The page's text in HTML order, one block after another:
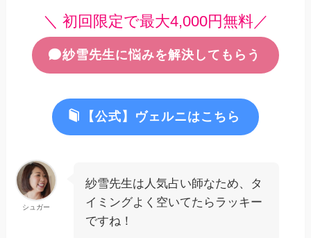
＼ 初回限定で最大4,000円無料／
紗雪先生に悩みを解決してもらう
【公式】ヴェルニはこちら
シュガー
紗雪先生は人気占い師なため、タ
イミングよく空いてたらラッキー
ですね！